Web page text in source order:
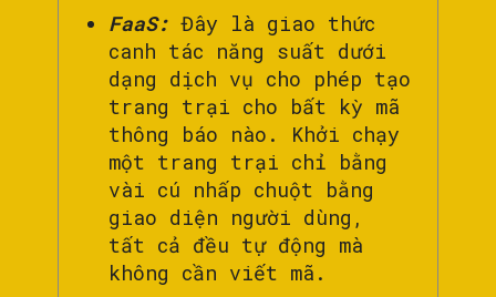
FaaS: Đây là giao thức
canh tác năng suất dưới
dạng dịch vụ cho phép tạo
trang trại cho bất kỳ mã
thông báo nào. Khởi chạy
một trang trại chỉ bằng
vài cú nhấp chuột bằng
giao diện người dùng,
tất cả đều tự động mà
không cần viết mã.